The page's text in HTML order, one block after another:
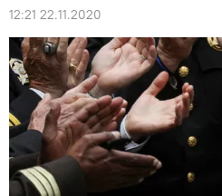
12:21 22.11.2020